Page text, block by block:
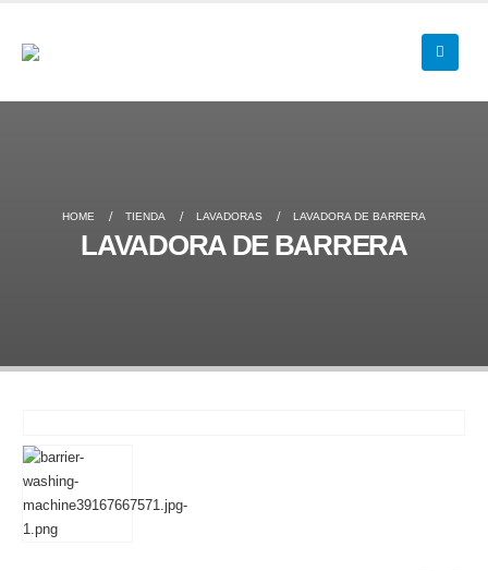
HOME TIENDA LAVADORAS LAVADORA DE BARRERA
LAVADORA DE BARRERA